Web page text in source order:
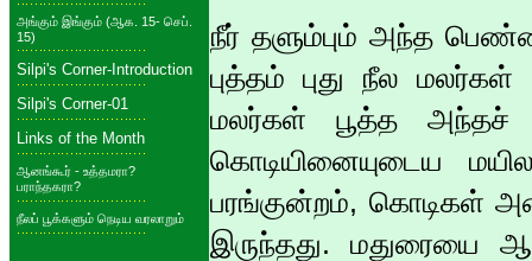
அங்கும் இங்கும் (ஆக. 15- செப்.
15)
Silpi's Corner-Introduction
Silpi's Corner-01
Links of the Month
ஆனங்கூர் - உத்தமரா?
பராந்தகரா?
நீலப் பூக்களும் நெடிய வரலாறும்
நீர் தளும்பும் அந்த
புத்தம் புது நீல
மலர்கள் பூத்த அந்தச்
கொடியினையுடைய
பரங்குன்றம், கொடிகள்
இருந்தது. மதுரையை